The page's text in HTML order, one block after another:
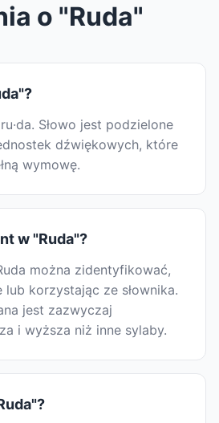
o "Ruda"
Słowo jest podzielone
dźwiękowych, które
wymowę.
w "Ruda"?
można zidentyfikować,
lub korzystając ze słownika.
jest zazwyczaj
i wyższa niż inne sylaby.